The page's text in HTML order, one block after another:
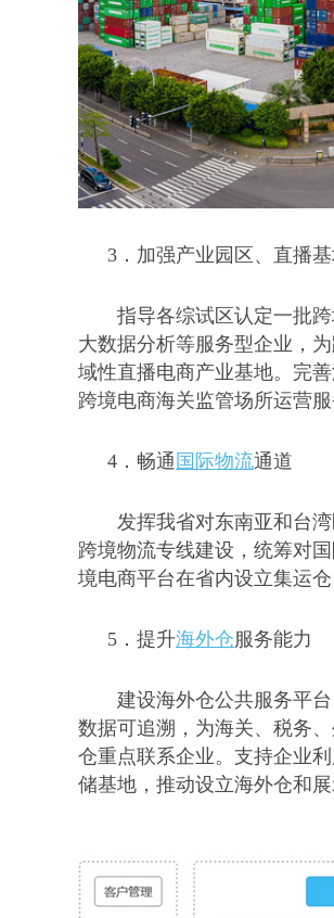
3． 加强产业园区、直播
指导各综试区认定一批
大数据分析等服务型企业，
域性直播电商产业基地。完
跨境电商海关监管场所运营服
4． 畅通 国际物流通道
发挥我省对东南亚和台
跨境物流专线建设，统筹对
境电商平台在省内设立集运
5． 提升海外仓服务能力
建设海外仓公共服务平
数据可追溯，为海关、税务
仓重点联系企业。支持企业
储基地，推动设立海外仓和